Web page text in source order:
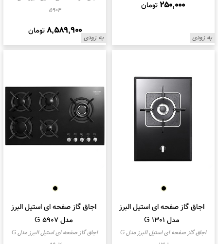
250,000تومان
به زودی
5904
8,589,900تومان
به زودی
اجاق گاز صفحه ای استیل البرز
مدل G 1301
اجاق گاز صفحه ای استیل البرز مدل G
اجاق گاز صفحه ای استیل البرز
مدل G 5907
اجاق گاز صفحه ای استیل البرز مدل G